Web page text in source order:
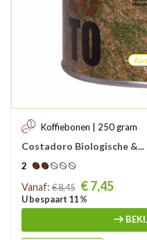
Koffiebonen | 250 gram
Costadoro Biologische &...
2
Prijs
Vanaf: € 8,45 € 7,45
U bespaart 11 %